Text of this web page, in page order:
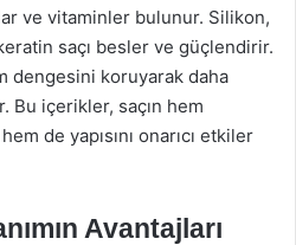
ve vitaminler bulunur. Silikon,
saçı besler ve güçlendirir.
dengesini koruyarak daha
Bu içerikler, saçın hem
de yapısını onarıcı etkiler
Avantajları